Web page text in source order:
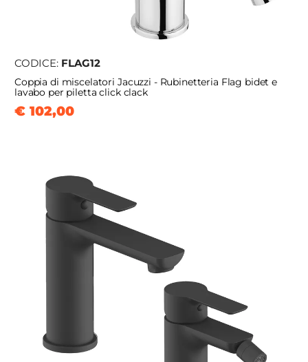
CODICE: FLAG12
Coppia di miscelatori Jacuzzi - Rubinetteria Flag bidet e
lavabo per piletta click clack
€ 102,00